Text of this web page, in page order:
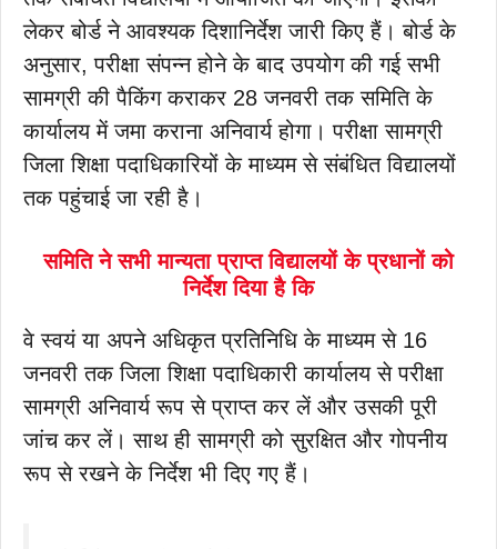
लेकर बोर्ड ने आवश्यक दिशानिर्देश जारी किए हैं। बोर्ड के
अनुसार, परीक्षा संपन्न होने के बाद उपयोग की गई सभी
सामग्री की पैकिंग कराकर 28 जनवरी तक समिति के
कार्यालय में जमा कराना अनिवार्य होगा। परीक्षा सामग्री
जिला शिक्षा पदाधिकारियों के माध्यम से संबंधित विद्यालयों
तक पहुंचाई जा रही है।
समिति ने सभी मान्यता प्राप्त विद्यालयों के प्रधानों को
निर्देश दिया है कि
वे स्वयं या अपने अधिकृत प्रतिनिधि के माध्यम से 16
जनवरी तक जिला शिक्षा पदाधिकारी कार्यालय से परीक्षा
सामग्री अनिवार्य रूप से प्राप्त कर लें और उसकी पूरी
जांच कर लें। साथ ही सामग्री को सुरक्षित और गोपनीय
रूप से रखने के निर्देश भी दिए गए हैं।